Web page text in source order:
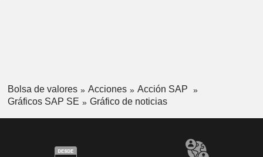
Bolsa de valores Acciones
Acción SAP
Gráficos SAP SE
Gráfico de noticias